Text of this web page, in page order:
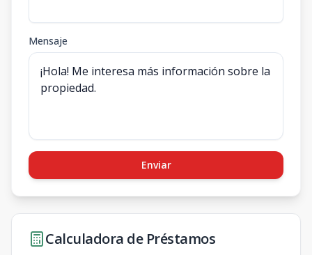
Mensaje
Enviar
Calculadora de Préstamos